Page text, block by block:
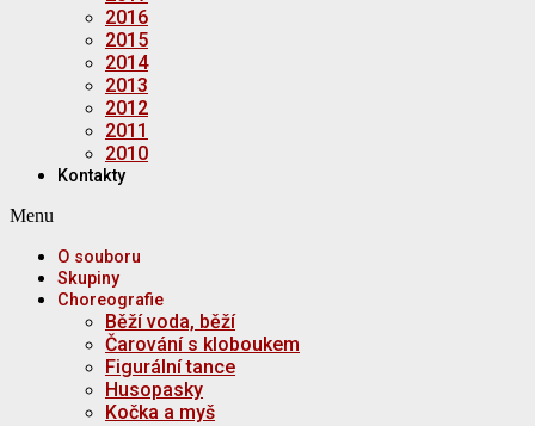
2016
2015
2014
2013
2012
2011
2010
Kontakty
Menu
O souboru
Skupiny
Choreografie
Běží voda, běží
Čarování s kloboukem
Figurální tance
Husopasky
Kočka a myš